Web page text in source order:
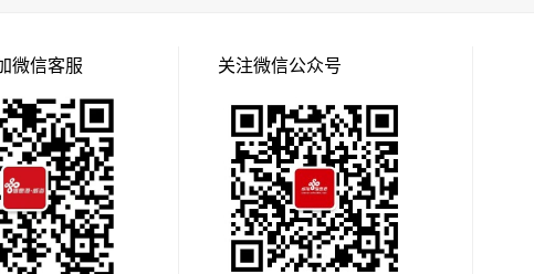
微信客服 关注微信公众号